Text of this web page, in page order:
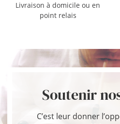
Livraison à domicile ou en
point relais
Soutenir
C’est leur donner